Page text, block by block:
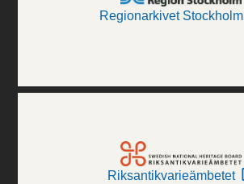
Regionarkivet Stockholm
Riksantikvarieämbetet